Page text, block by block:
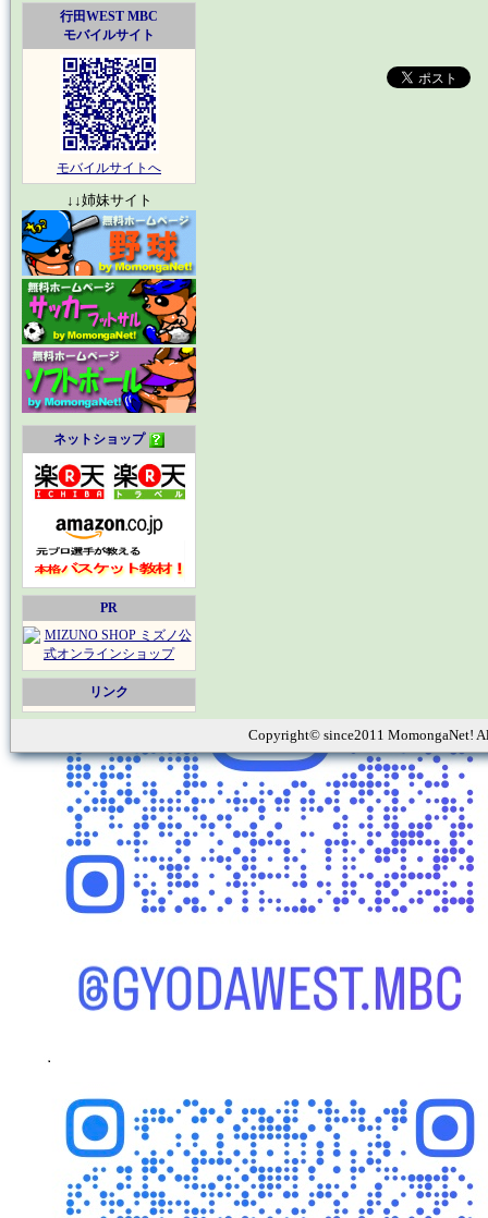
行田WEST MBC
モバイルサイト
モバイルサイトへ
↓↓姉妹サイト
ネットショップ
PR
リンク
Copyright© since2011 MomongaNet!